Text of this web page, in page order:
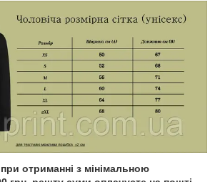
отриманні з мінімальною